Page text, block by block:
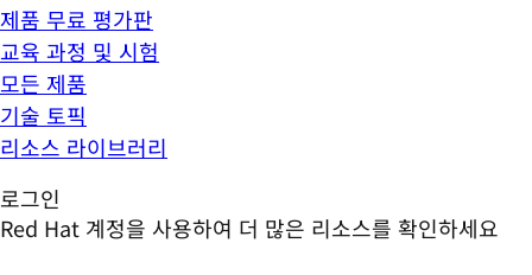
제품 무료 평가판
교육 과정 및 시험
모든 제품
기술 토픽
리소스 라이브러리
로그인
Red Hat 계정을 사용하여 더 많은 리소스를 확인하세요